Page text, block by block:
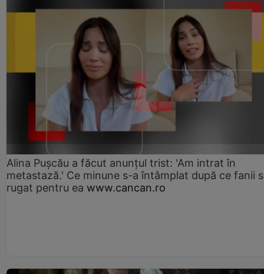
Alina Pușcău a făcut anunțul trist: 'Am intrat în
metastază.' Ce minune s-a întâmplat după ce fanii
rugat pentru ea www.cancan.ro